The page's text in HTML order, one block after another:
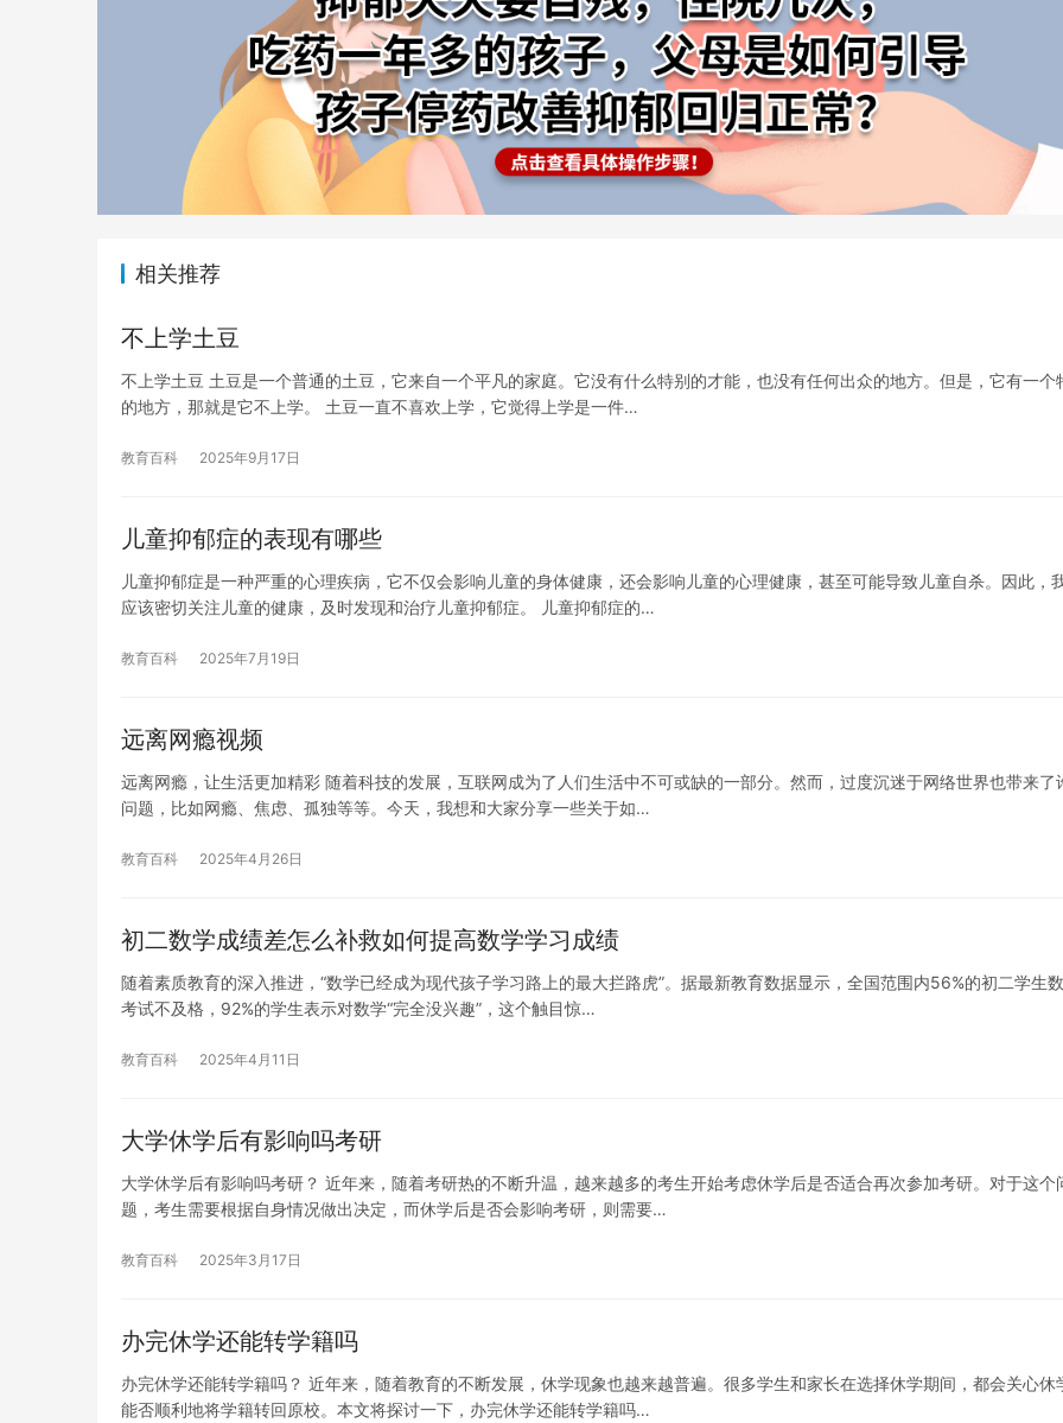
相关推荐
不上学土豆
不上学土豆 土豆是一个普通的土豆，它来自一个平凡的家庭。它没有什么特别的才能，也没有任何出众的地方。但是，它有一个
的地方，那就是它不上学。 土豆一直不喜欢上学，它觉得上学是一件…
教育百科 2025年9月17日
儿童抑郁症的表现有哪些
儿童抑郁症是一种严重的心理疾病，它不仅会影响儿童的身体健康，还会影响儿童的心理健康，甚至可能导致儿童自杀。因此，
应该密切关注儿童的健康，及时发现和治疗儿童抑郁症。 儿童抑郁症的…
教育百科 2025年7月19日
远离网瘾视频
远离网瘾，让生活更加精彩 随着科技的发展，互联网成为了人们生活中不可或缺的一部分。然而，过度沉迷于网络世界也带来了
问题，比如网瘾、焦虑、孤独等等。今天，我想和大家分享一些关于如…
教育百科 2025年4月26日
初二数学成绩差怎么补救如何提高数学学习成绩
随着素质教育的深入推进，“数学已经成为现代孩子学习路上的最大拦路虎”。据最新教育数据显示，全国范围内56%的初二学生
考试不及格，92%的学生表示对数学“完全没兴趣”，这个触目惊…
教育百科 2025年4月11日
大学休学后有影响吗考研
大学休学后有影响吗考研？ 近年来，随着考研热的不断升温，越来越多的考生开始考虑休学后是否适合再次参加考研。对于这个
题，考生需要根据自身情况做出决定，而休学后是否会影响考研，则需要…
教育百科 2025年3月17日
办完休学还能转学籍吗
办完休学还能转学籍吗？ 近年来，随着教育的不断发展，休学现象也越来越普遍。很多学生和家长在选择休学期间，都会关心休
能否顺利地将学籍转回原校。本文将探讨一下，办完休学还能转学籍吗…